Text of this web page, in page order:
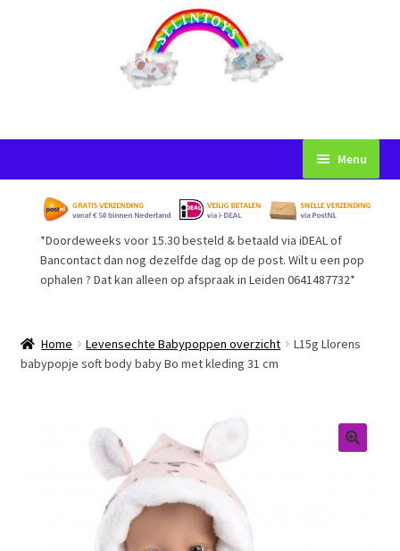
naar
navigatie
inhoud
Menu
Startpagina
Voorwaarden
Afrekenen
*Doordeweeks voor 15.30 besteld & betaald via iDEAL of
Bancontact dan nog dezelfde dag op de post. Wilt u een pop
ophalen ? Dat kan alleen op afspraak in Leiden 0641487732*
Home Levensechte Babypoppen overzicht
L15g Llorens
babypopje soft body baby Bo met kleding 31 cm